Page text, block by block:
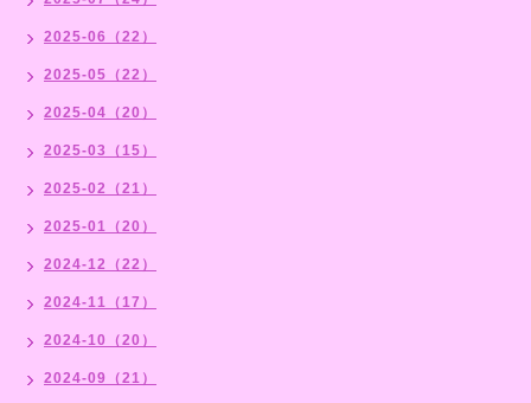
2025-06（22）
2025-05（22）
2025-04（20）
2025-03（15）
2025-02（21）
2025-01（20）
2024-12（22）
2024-11（17）
2024-10（20）
2024-09（21）